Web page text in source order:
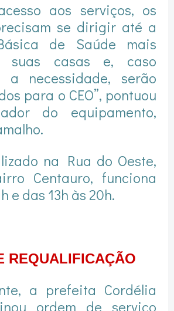
aos serviços, os
se dirigir até a
de Saúde mais
suas casas e, caso
a necessidade, serão
para o CEO”, pontuou
do equipamento,
na Rua do Oeste,
Centauro, funciona
e das 13h às 20h.
REQUALIFICAÇÃO
a prefeita Cordélia
ordem de serviço